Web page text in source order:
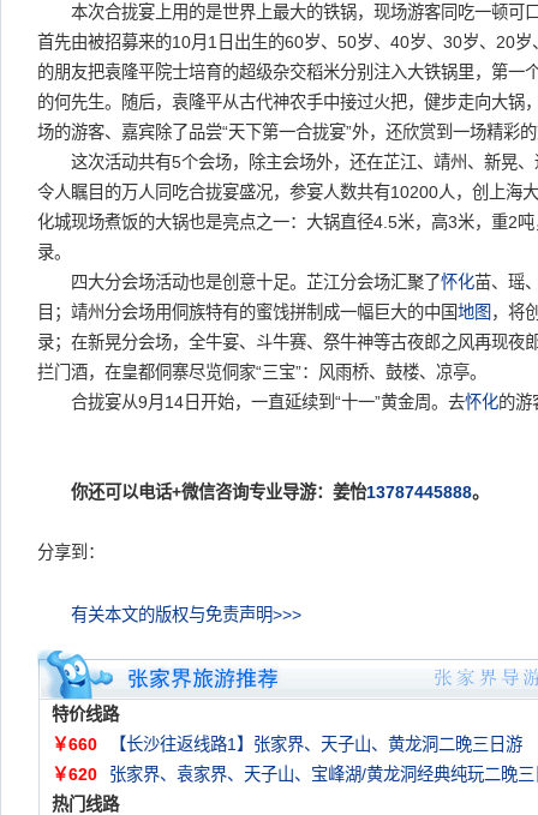
本次合拢宴上用的是世界上最大的铁锅，现场游客同吃一顿可口
首先由被招募来的10月1日出生的60岁、50岁、40岁、30岁、20
的朋友把袁隆平院士培育的超级杂交稻米分别注入大铁锅里，第一
的何先生。随后，袁隆平从古代神农手中接过火把，健步走向大锅
场的游客、嘉宾除了品尝“天下第一合拢宴”外，还欣赏到一场精彩
这次活动共有5个会场，除主会场外，还在芷江、靖州、新晃、
令人瞩目的万人同吃合拢宴盛况，参宴人数共有10200人，创上海
化城现场煮饭的大锅也是亮点之一：大锅直径4.5米，高3米，重2吨
录。
四大分会场活动也是创意十足。芷江分会场汇聚了怀化苗、瑶
目；靖州分会场用侗族特有的蜜饯拼制成一幅巨大的中国地图 ，将
录；在新晃分会场，全牛宴、斗牛赛、祭牛神等古夜郎之风再现夜
拦门酒，在皇都侗寨尽览侗家“三宝”：风雨桥、鼓楼、凉亭。
合拢宴从9月14日开始，一直延续到“十一”黄金周。去怀化的游
你还可以电话+微信咨询专业导游：姜怡13787445888。
分享到：
有关本文的版权与免责声明>>>
特价线路
￥660
【长沙往返线路1】张家界、天子山、黄龙洞二晚三日游
￥620
张家界、袁家界、天子山、宝峰湖/黄龙洞经典纯玩二晚三
热门线路